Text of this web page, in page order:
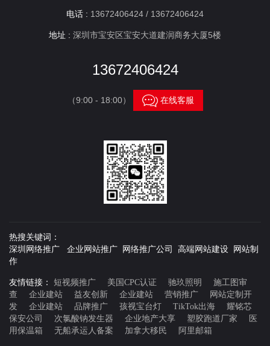
电话 : 13672406424 / 13672406424
地址 : 深圳市宝安区宝安大道建润商务大厦5楼
13672406424
（9:00 - 18:00） 在线客服
热搜关键词：
深圳网络推广 企业网站推广 网络推广公司 高端网站建设 网站制
作
友情链接： 短视频推广 美国CPC认证 驰玖照明
施工图审
查
企业建站 益友创新 企业建站 营销推广
网站定制开
发
企业建站 品牌推广 孩视宝台灯 TikTok出海
耀铭芯
保安公司
次氯酸钠发生器 企业地产大享 塑胶跑道厂家
医
用保温箱
无船承运人备案 加拿大移民 阿里邮箱